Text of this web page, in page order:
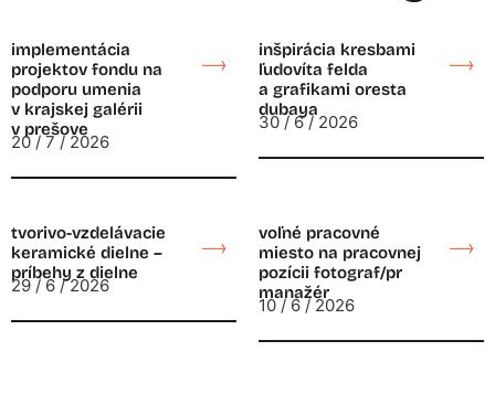
implementácia
projektov fondu na
podporu umenia
v krajskej galérii
v prešove
20 / 7 / 2026
inšpirácia kresbami
ľudovíta felda
a grafikami oresta
dubaya
30 / 6 / 2026
tvorivo-vzdelávacie
keramické dielne –
príbehy z dielne
29 / 6 / 2026
voľné pracovné
miesto na pracovnej
pozícii fotograf/pr
manažér
10 / 6 / 2026